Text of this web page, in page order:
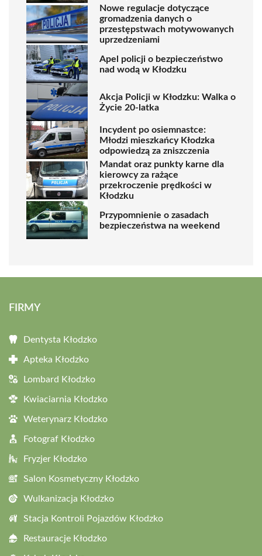
Nowe regulacje dotyczące
gromadzenia danych o
przestępstwach motywowanych
uprzedzeniami
Apel policji o bezpieczeństwo
nad wodą w Kłodzku
Akcja Policji w Kłodzku: Walka o
Życie 20-latka
Incydent po osiemnastce:
Młodzi mieszkańcy Kłodzka
odpowiedzą za zniszczenia
Mandat oraz punkty karne dla
kierowcy za rażące
przekroczenie prędkości w
Kłodzku
Przypomnienie o zasadach
bezpieczeństwa na weekend
FIRMY
Dentysta Kłodzko
Apteka Kłodzko
Lombard Kłodzko
Kwiaciarnia Kłodzko
Weterynarz Kłodzko
Fotograf Kłodzko
Fryzjer Kłodzko
Salon Kosmetyczny Kłodzko
Wulkanizacja Kłodzko
Stacja Kontroli Pojazdów Kłodzko
Restauracje Kłodzko